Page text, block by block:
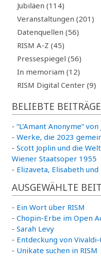
Jubiläen (114)
Veranstaltungen (201)
Datenquellen (56)
RISM A-Z (45)
Pressespiegel (56)
In memoriam (12)
RISM Digital Center (9)
BELIEBTE BEITRÄGE
- “L’Amant Anonyme”
- Werke, die 2023
- Scott Joplin und die
Wiener Staatsoper 1955
- Elizaveta, Elisabeth
AUSGEWÄHLTE
- Ein Wort über RISM
- Chopin-Erbe im Open
- Sarah Levy
- Entdeckung von
- Unikate suchen in RISM